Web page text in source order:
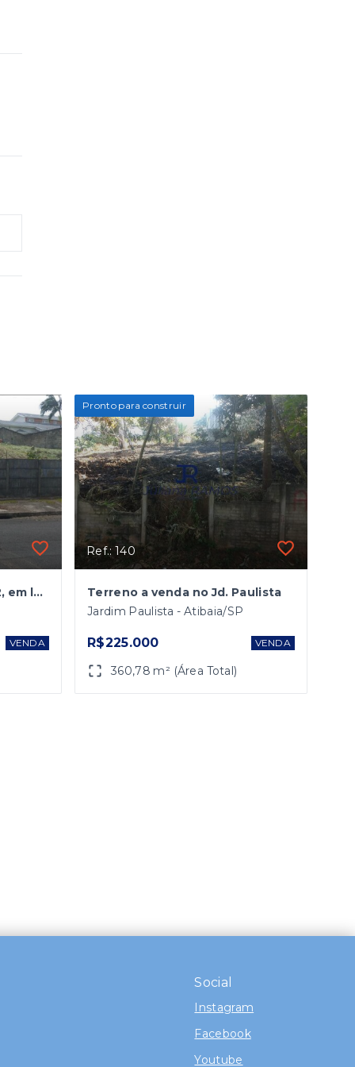
Terreno à venda, 1.008m2, em localização privilegiada no bairro Nova Gardenia
VENDA
Pronto para construir
Ref.: 140
Terreno a venda no Jd. Paulista
Jardim Paulista - Atibaia/SP
R$225.000 VENDA
360,78 m² (Área Total)
Social
Instagram
Facebook
Youtube